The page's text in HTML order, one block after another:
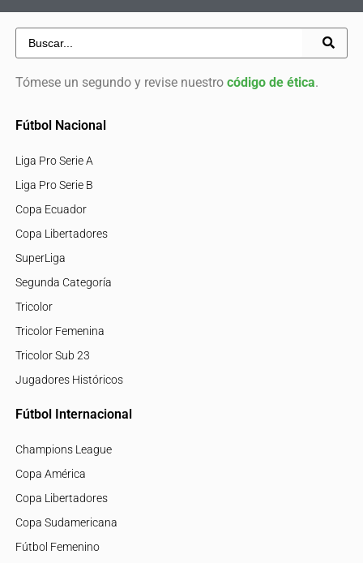
Tómese un segundo y revise nuestro código de ética.
Fútbol Nacional
Liga Pro Serie A
Liga Pro Serie B
Copa Ecuador
Copa Libertadores
SuperLiga
Segunda Categoría
Tricolor
Tricolor Femenina
Tricolor Sub 23
Jugadores Históricos
Fútbol Internacional
Champions League
Copa América
Copa Libertadores
Copa Sudamericana
Fútbol Femenino